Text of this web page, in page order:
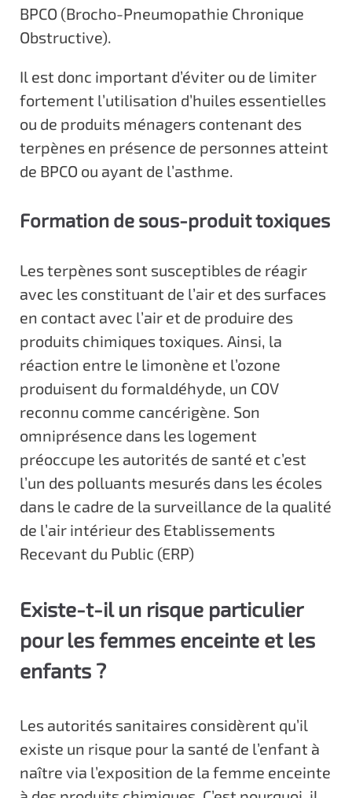
BPCO (Brocho-Pneumopathie Chronique
Obstructive).
Il est donc important d’éviter ou de limiter
fortement l’utilisation d’huiles essentielles
ou de produits ménagers contenant des
terpènes en présence de personnes atteint
de BPCO ou ayant de l’asthme.
Formation de sous-produit toxiques
Les terpènes sont susceptibles de réagir
avec les constituant de l’air et des surfaces
en contact avec l’air et de produire des
produits chimiques toxiques. Ainsi, la
réaction entre le limonène et l’ozone
produisent du formaldéhyde, un COV
reconnu comme cancérigène. Son
omniprésence dans les logement
préoccupe les autorités de santé et c’est
l’un des polluants mesurés dans les écoles
dans le cadre de la surveillance de la qualité
de l’air intérieur des Etablissements
Recevant du Public (ERP)
Existe-t-il un risque particulier
pour les femmes enceinte et les
enfants ?
Les autorités sanitaires considèrent qu’il
existe un risque pour la santé de l’enfant à
naître via l’exposition de la femme enceinte